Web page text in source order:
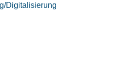
Digitalisierung